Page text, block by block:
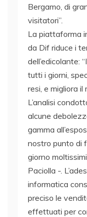
Bergamo, di
visitatori”.
La piattaforma
da Dif riduce i
dell’edicolante:
tutti i giorni,
resi, e migliora
L’analisi
alcune
gamma
nostro punto di
giorno
Paciolla -.
informatica
preciso le
effettuati per